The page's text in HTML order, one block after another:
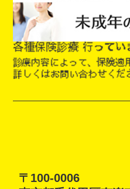
〒100-0006